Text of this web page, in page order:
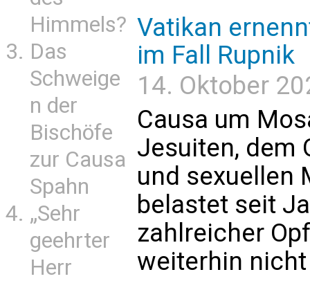
Himmels?
Das
Schweige
n der
Bischöfe
zur Causa
Spahn
„Sehr
geehrter
Herr
Vatikan
im Fall Rupnik
14. Oktober
Causa um
Jesuiten, dem
und sexuellen
belastet seit
zahlreicher
weiterhin